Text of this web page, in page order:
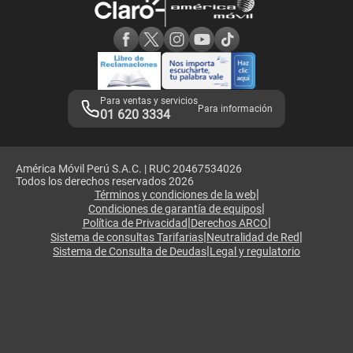
Adquirientes iPhone 6, 6S y SE
Mensaje de Seguridad
Términos y Condiciones de Tienda Claro
Libro de Reclamaciones
Legales de marketplace
Para ventas y servicios
01 620 3334 Para información
América Móvil Perú S.A.C. | RUC 20467534026
Todos los derechos reservados 2026
Términos y condiciones de la web|
Condiciones de garantía de equipos|
Política de Privacidad|Derechos ARCO|
Sistema de consultas Tarifarias|Neutralidad de Red|
Sistema de Consulta de Deudas|Legal y regulatorio